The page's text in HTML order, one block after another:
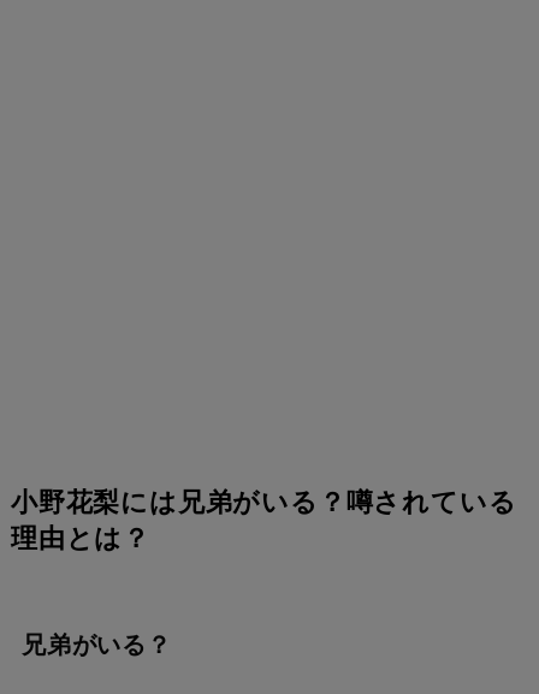
小野花梨には兄弟がいる？噂されている
理由とは？
兄弟がいる？